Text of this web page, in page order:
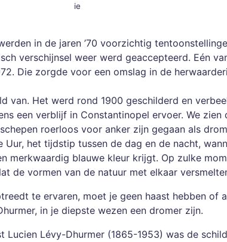
ie
in de jaren ’70 voorzichtig
verschijnsel weer werd geaccepteerd. Eén
Die zorgde voor een omslag in de
van. Het werd rond 1900 geschilderd en
een verblijf in Constantinopel ervoer. We zien
roerloos voor anker zijn gegaan als
het tijdstip tussen de dag en de nacht,
merkwaardig blauwe kleur krijgt. Op zulke
de vormen van de natuur met elkaar
te ervaren, moet je geen haast hebben of
in je diepste wezen een dromer zijn.
Lucien Lévy-Dhurmer (1865-1953) was de